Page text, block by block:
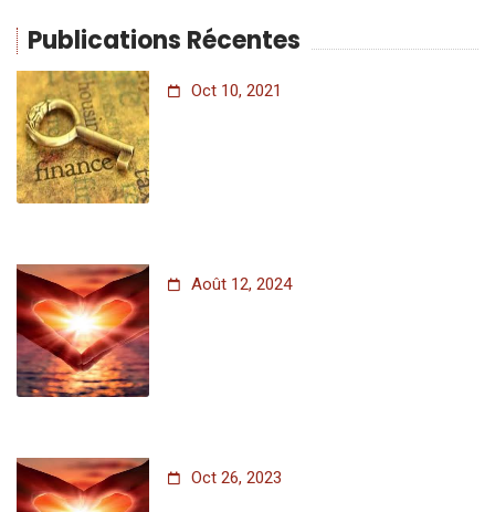
Publications Récentes
Oct 10, 2021
Août 12, 2024
Oct 26, 2023